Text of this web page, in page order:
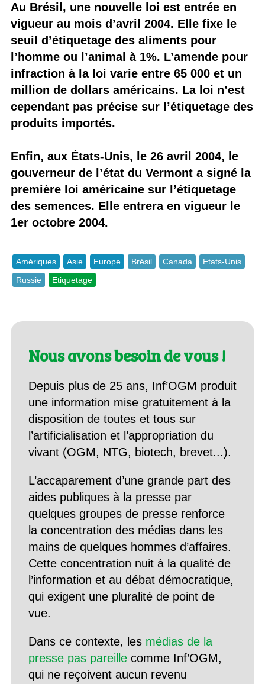
Au Brésil, une nouvelle loi est entrée en
vigueur au mois d’avril 2004. Elle fixe le
seuil d’étiquetage des aliments pour
l’homme ou l’animal à 1%. L’amende pour
infraction à la loi varie entre 65 000 et un
million de dollars américains. La loi n’est
cependant pas précise sur l’étiquetage des
produits importés.
Enfin, aux États-Unis, le 26 avril 2004, le
gouverneur de l’état du Vermont a signé la
première loi américaine sur l’étiquetage
des semences. Elle entrera en vigueur le
1er octobre 2004.
Amériques Asie Europe Brésil Canada
Etats-Unis
Russie
Etiquetage
Nous avons besoin de vous !
Depuis plus de 25 ans, Inf’OGM produit
une information mise gratuitement à la
disposition de toutes et tous sur
l’artificialisation et l’appropriation du
vivant (OGM, NTG, biotech, brevet...).
L’accaparement d’une grande part des
aides publiques à la presse par
quelques groupes de presse renforce
la concentration des médias dans les
mains de quelques hommes d’affaires.
Cette concentration nuit à la qualité de
l’information et au débat démocratique,
qui exigent une pluralité de point de
vue.
Dans ce contexte, les médias de la
presse pas pareillecomme Inf’OGM,
qui ne reçoivent aucun revenu